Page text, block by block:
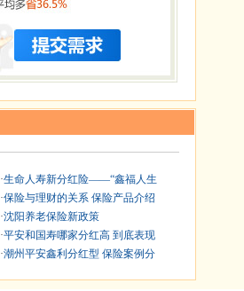
·生命人寿新分红险——“鑫福人生
·保险与理财的关系 保险产品介绍
·沈阳养老保险新政策
·平安和国寿哪家分红高 到底表现
·潮州平安鑫利分红型 保险案例分